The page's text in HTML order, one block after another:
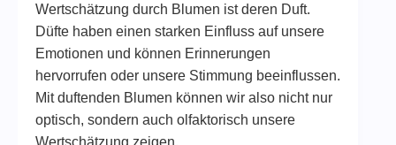
Wertschätzung durch Blumen ist deren Duft.
Düfte haben einen starken Einfluss auf unsere
Emotionen und können Erinnerungen
hervorrufen oder unsere Stimmung beeinflussen.
Mit duftenden Blumen können wir also nicht nur
optisch, sondern auch olfaktorisch unsere
Wertschätzung zeigen.